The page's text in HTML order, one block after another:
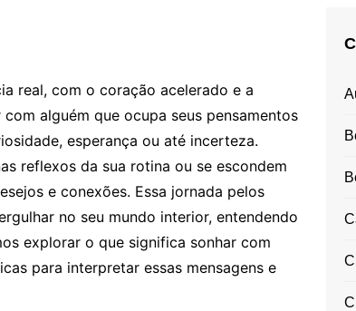
real, com o coração acelerado e a
alguém que ocupa seus pensamentos
esperança ou até incerteza.
reflexos da sua rotina ou se escondem
e conexões. Essa jornada pelos
no seu mundo interior, entendendo
explorar o que significa sonhar com
para interpretar essas mensagens e